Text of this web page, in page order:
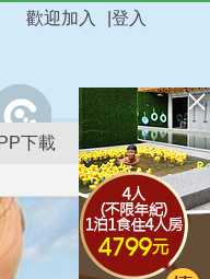
登入
歡迎加入
下載